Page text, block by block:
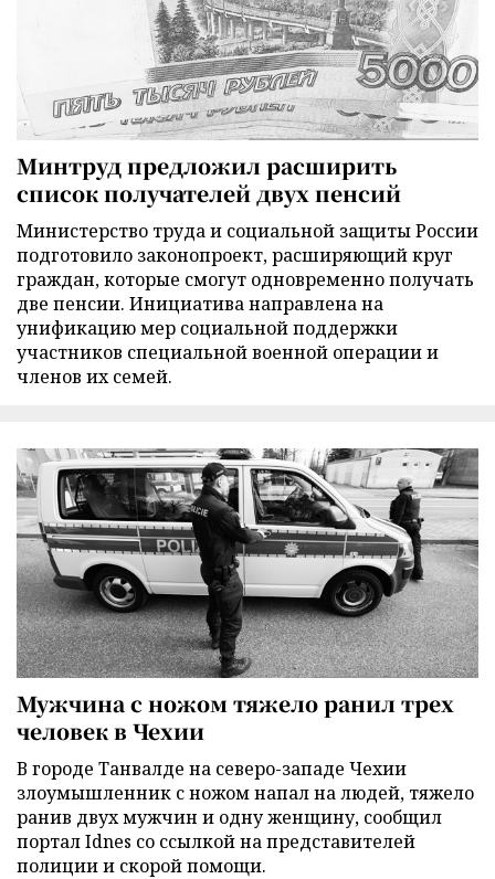
Минтруд предложил расширить
список получателей двух пенсий
Министерство труда и социальной защиты России
подготовило законопроект, расширяющий круг
граждан, которые смогут одновременно получать
две пенсии. Инициатива направлена на
унификацию мер социальной поддержки
участников специальной военной операции и
членов их семей.
Мужчина с ножом тяжело ранил трех
человек в Чехии
В городе Танвалде на северо-западе Чехии
злоумышленник с ножом напал на людей, тяжело
ранив двух мужчин и одну женщину, сообщил
портал Idnes со ссылкой на представителей
полиции и скорой помощи.